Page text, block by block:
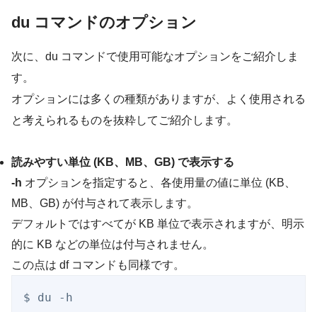
du コマンドのオプション
次に、du コマンドで使用可能なオプションをご紹介しま
す。
オプションには多くの種類がありますが、よく使用される
と考えられるものを抜粋してご紹介します。
読みやすい単位 (KB、MB、GB) で表示する
-h オプションを指定すると、各使用量の値に単位 (KB、
MB、GB) が付与されて表示します。
デフォルトではすべてが KB 単位で表示されますが、明示
的に KB などの単位は付与されません。
この点は df コマンドも同様です。
$ du -h